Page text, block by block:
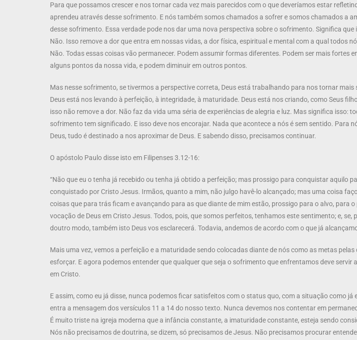
Para que possamos crescer e nos tornar cada vez mais parecidos com o que deveríamos estar
aprendeu através desse sofrimento. E nós também somos chamados a sofrer e somos chamados a
desse sofrimento. Essa verdade pode nos dar uma nova perspectiva sobre o sofrimento. Significa que
Não. Isso remove a dor que entra em nossas vidas, a dor física, espiritual e mental com a qual todos
Não. Todas essas coisas vão permanecer. Podem assumir formas diferentes. Podem ser mais fortes
alguns pontos da nossa vida, e podem diminuir em outros pontos.
Mas nesse sofrimento, se tivermos a perspective correta, Deus está trabalhando para nos tornar mais
Deus está nos levando à perfeição, à integridade, à maturidade. Deus está nos criando, como Seus
isso não remove a dor. Não faz da vida uma séria de experiências de alegria e luz. Mas significa isso:
sofrimento tem significado. E isso deve nos encorajar. Nada que acontece a nós é sem sentido. Para
Deus, tudo é destinado a nos aproximar de Deus. E sabendo disso, precisamos continuar.
O apóstolo Paulo disse isto em Filipenses 3.12-16:
“Não que eu o tenha já recebido ou tenha já obtido a perfeição; mas prossigo para conquistar aquilo
conquistado por Cristo Jesus. Irmãos, quanto a mim, não julgo havê-lo alcançado; mas uma coisa
coisas que para trás ficam e avançando para as que diante de mim estão, prossigo para o alvo, para
vocação de Deus em Cristo Jesus. Todos, pois, que somos perfeitos, tenhamos este sentimento; e, se,
doutro modo, também isto Deus vos esclarecerá. Todavia, andemos de acordo com o que já
Mais uma vez, vemos a perfeição e a maturidade sendo colocadas diante de nós como as metas
esforçar. E agora podemos entender que qualquer que seja o sofrimento que enfrentamos deve servir
em Cristo.
E assim, como eu já disse, nunca podemos ficar satisfeitos com o status quo, com a situação como já
entra a mensagem dos versículos 11 a 14 do nosso texto. Nunca devemos nos contentar em
É muito triste na igreja moderna que a infância constante, a imaturidade constante, esteja sendo
Nós não precisamos de doutrina, se dizem, só precisamos de Jesus. Não precisamos procurar